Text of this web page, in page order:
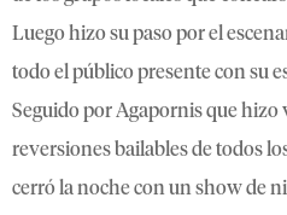
Luego hizo su paso por el
todo el público presente con su
Seguido por Agapornis que hizo
reversiones bailables de todos
cerró la noche con un show de